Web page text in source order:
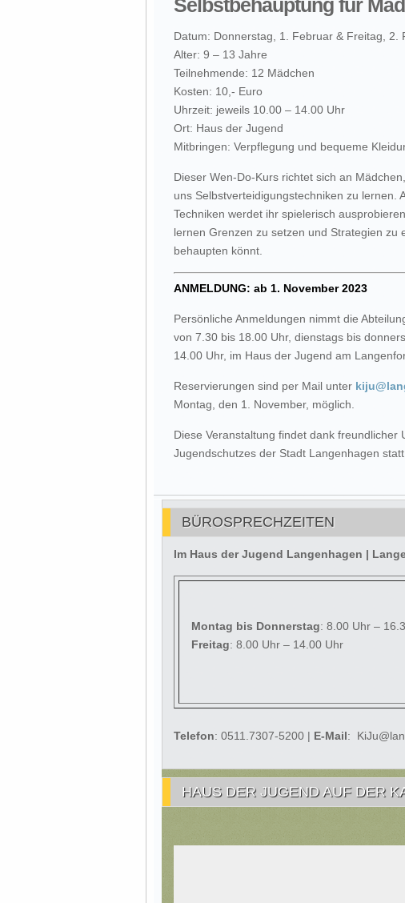
Selbstbehauptung für
Datum: Donnerstag, 1. Februar & Freitag, 2.
Alter: 9 – 13 Jahre
Teilnehmende: 12 Mädchen
Kosten: 10,- Euro
Uhrzeit: jeweils 10.00 – 14.00 Uhr
Ort: Haus der Jugend
Mitbringen: Verpflegung und bequeme
Dieser Wen-Do-Kurs richtet sich an
uns Selbstverteidigungstechniken zu lernen.
Techniken werdet ihr spielerisch
lernen Grenzen zu setzen und Strategien zu
behaupten könnt.
ANMELDUNG: ab 1. November 2023
Persönliche Anmeldungen nimmt die
von 7.30 bis 18.00 Uhr, dienstags bis
14.00 Uhr, im Haus der Jugend am
Reservierungen sind per Mail unter
Montag, den 1. November, möglich.
Diese Veranstaltung findet dank
Jugendschutzes der Stadt Langenhagen statt.
BÜROSPRECHZEITEN
Im Haus der Jugend Langenhagen |
Montag bis Donnerstag: 8.00 Uhr –
Freitag: 8.00 Uhr – 14.00 Uhr
Telefon: 0511.7307-5200 | E-Mail:
HAUS DER JUGEND AUF DER